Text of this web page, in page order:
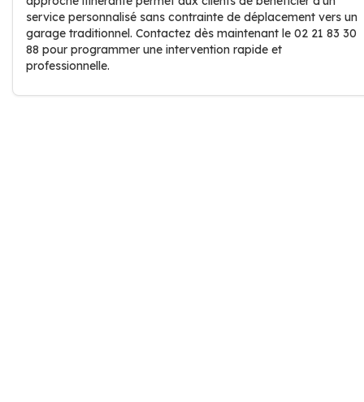
service personnalisé sans contrainte de déplacement vers un
garage traditionnel. Contactez dès maintenant le 02 21 83 30
88 pour programmer une intervention rapide et
professionnelle.